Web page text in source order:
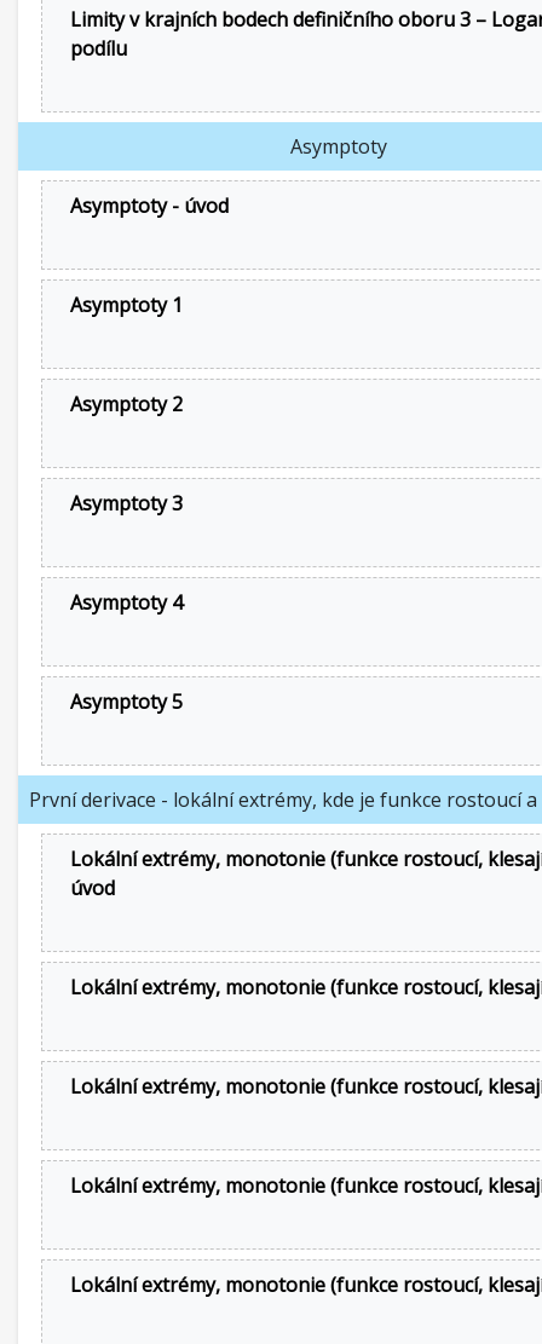
Limity v krajních bodech definičního oboru 3 –
podílu
Asymptoty
Asymptoty - úvod
Asymptoty 1
Asymptoty 2
Asymptoty 3
Asymptoty 4
Asymptoty 5
První derivace - lokální extrémy, kde je funkce rostoucí a
Lokální extrémy, monotonie (funkce rostoucí,
úvod
Lokální extrémy, monotonie (funkce rostoucí,
Lokální extrémy, monotonie (funkce rostoucí,
Lokální extrémy, monotonie (funkce rostoucí,
Lokální extrémy, monotonie (funkce rostoucí,